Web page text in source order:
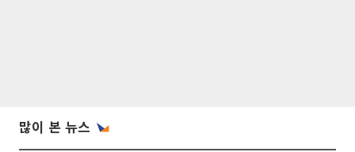
많이 본 뉴스